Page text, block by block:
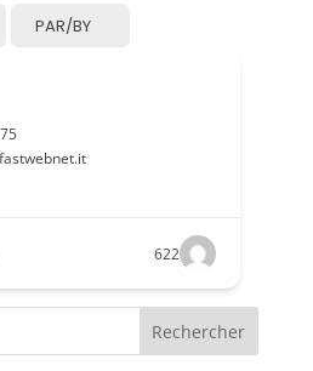
PAR/BY
622
Rechercher